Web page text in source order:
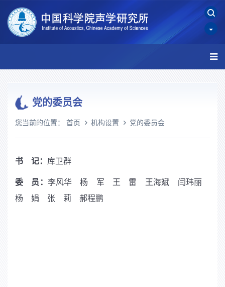
党的委员会
您当前的位置： 首页 机构设置 党的委员会
书 记： 库卫群
委 员： 李风华 杨 军 王 雷 王海斌 闫玮丽
杨 娟 张 莉 郝程鹏